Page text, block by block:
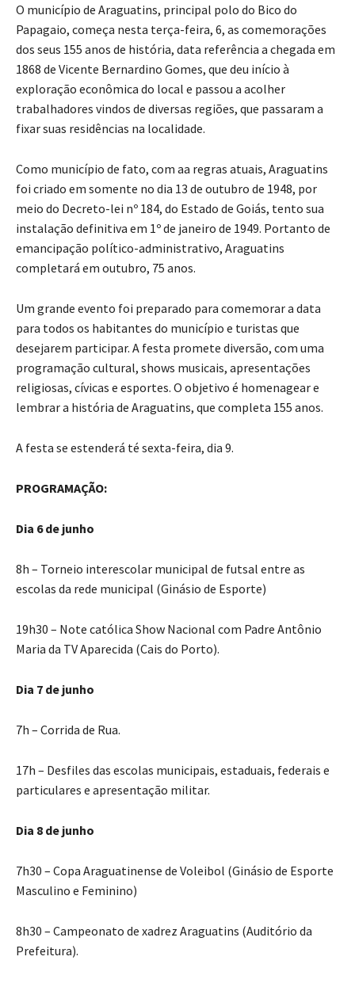
O município de Araguatins, principal polo do Bico do
Papagaio, começa nesta terça-feira, 6, as comemorações
dos seus 155 anos de história, data referência a chegada em
1868 de Vicente Bernardino Gomes, que deu início à
exploração econômica do local e passou a acolher
trabalhadores vindos de diversas regiões, que passaram a
fixar suas residências na localidade.
Como município de fato, com aa regras atuais, Araguatins
foi criado em somente no dia 13 de outubro de 1948, por
meio do Decreto-lei nº 184, do Estado de Goiás, tento sua
instalação definitiva em 1º de janeiro de 1949. Portanto de
emancipação político-administrativo, Araguatins
completará em outubro, 75 anos.
Um grande evento foi preparado para comemorar a data
para todos os habitantes do município e turistas que
desejarem participar. A festa promete diversão, com uma
programação cultural, shows musicais, apresentações
religiosas, cívicas e esportes. O objetivo é homenagear e
lembrar a história de Araguatins, que completa 155 anos.
A festa se estenderá té sexta-feira, dia 9.
PROGRAMAÇÃO:
Dia 6 de junho
8h – Torneio interescolar municipal de futsal entre as
escolas da rede municipal (Ginásio de Esporte)
19h30 – Note católica Show Nacional com Padre Antônio
Maria da TV Aparecida (Cais do Porto).
Dia 7 de junho
7h – Corrida de Rua.
17h – Desfiles das escolas municipais, estaduais, federais e
particulares e apresentação militar.
Dia 8 de junho
7h30 – Copa Araguatinense de Voleibol (Ginásio de Esporte
Masculino e Feminino)
8h30 – Campeonato de xadrez Araguatins (Auditório da
Prefeitura).